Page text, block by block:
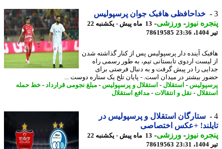
خداحافظی هافبک جوان پرسپولیس
نیوز-ورزشی-
13 ماه پیش - یکشنبه 22
78619585
آینده دار پرسپولیس پس از کنار گذاشته شدن
اردوی تابستانی تیم، به طور رسمی راه
را در پیش گرفت و به دنبال فرصتی برای
بیشتر در میدان است. - پایان تلخ یک ستاره دوست ...
-استقلال-استقلال و پرسپولیس-مبلغ نجومی قرارداد -خط حمله
-نقل و انتقالات-مدافع استقلال
ستارگان استقلال و پرسپولیس در
+عکس اختصاصی
نیوز-ورزشی-
13 ماه پیش - یکشنبه 22
78619563